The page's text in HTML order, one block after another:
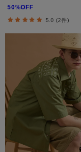
50%OFF
5.0 (2件)